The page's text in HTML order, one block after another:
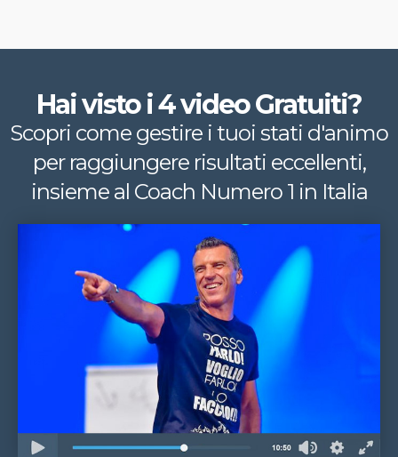
Hai visto i 4 video Gratuiti?
Scopri come gestire i tuoi stati d'animo
per raggiungere risultati eccellenti,
insieme al Coach Numero 1 in Italia